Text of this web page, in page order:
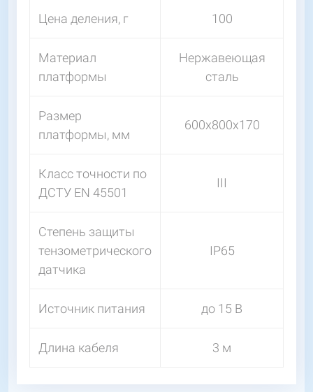
Цена деления, г 100
Материал
платформы
Нержавеющая
сталь
Размер
платформы, мм
600х800х170
Класс точности по
ДСТУ EN 45501
III
Степень защиты
тензометрического
датчика
IP65
Источник питания до 15 В
Длина кабеля 3 м